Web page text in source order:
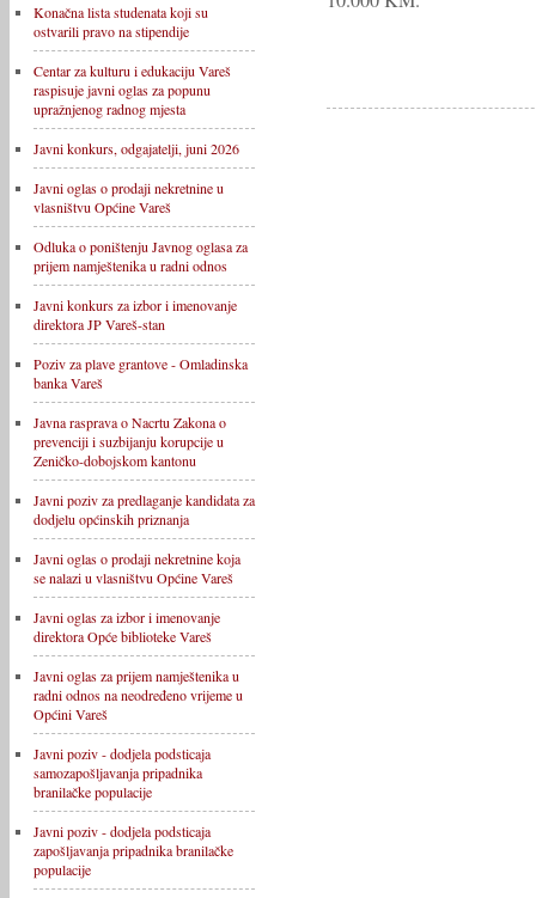
Konačna lista studenata koji su
ostvarili pravo na stipendije
Centar za kulturu i edukaciju Vareš
raspisuje javni oglas za popunu
upražnjenog radnog mjesta
Javni konkurs, odgajatelji, juni 2026
Javni oglas o prodaji nekretnine u
vlasništvu Općine Vareš
Odluka o poništenju Javnog oglasa za
prijem namještenika u radni odnos
Javni konkurs za izbor i imenovanje
direktora JP Vareš-stan
Poziv za plave grantove - Omladinska
banka Vareš
Javna rasprava o Nacrtu Zakona o
prevenciji i suzbijanju korupcije u
Zeničko-dobojskom kantonu
Javni poziv za predlaganje kandidata za
dodjelu općinskih priznanja
Javni oglas o prodaji nekretnine koja
se nalazi u vlasništvu Općine Vareš
Javni oglas za izbor i imenovanje
direktora Opće biblioteke Vareš
Javni oglas za prijem namještenika u
radni odnos na neodređeno vrijeme u
Općini Vareš
Javni poziv - dodjela podsticaja
samozapošljavanja pripadnika
branilačke populacije
Javni poziv - dodjela podsticaja
zapošljavanja pripadnika branilačke
populacije